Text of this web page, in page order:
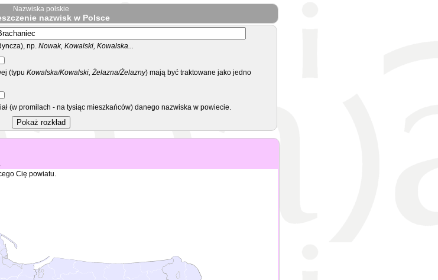
Nazwiska polskie
nazwisk w Polsce
np. Nowak, Kowalski, Kowalska...
(typu Kowalska/Kowalski, Żelazna/Żelazny) mają być traktowane jako jedno
(w promilach - na tysiąc mieszkańców) danego nazwiska w powiecie.
Cię powiatu.